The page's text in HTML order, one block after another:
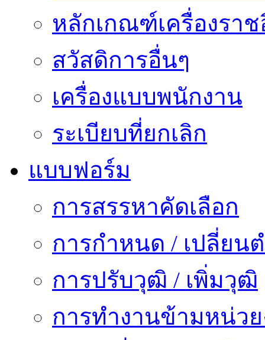
หลักเกณฑ์เครื่องรา
สวัสดิการอื่นๆ
เครื่องแบบพนักงาน
ระเบียบที่ยกเลิก
แบบฟอร์ม
การสรรหาคัดเลือก
การกำหนด / เปลี่ยน
การปรับวุฒิ / เพิ่มวุฒิ
การทำงานข้ามหน่ว